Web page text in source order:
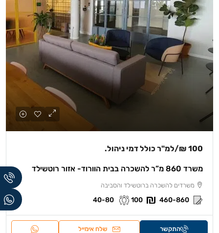
100 ₪ /למ"ר כולל דמי ניהול.
משרד 860 מ”ר להשכרה בבית הוורוד- אזור רוטשילד
משרדים להשכרה ברוטשילד והסביבה
460-860
100
40-80
התקשר שלח אימייל